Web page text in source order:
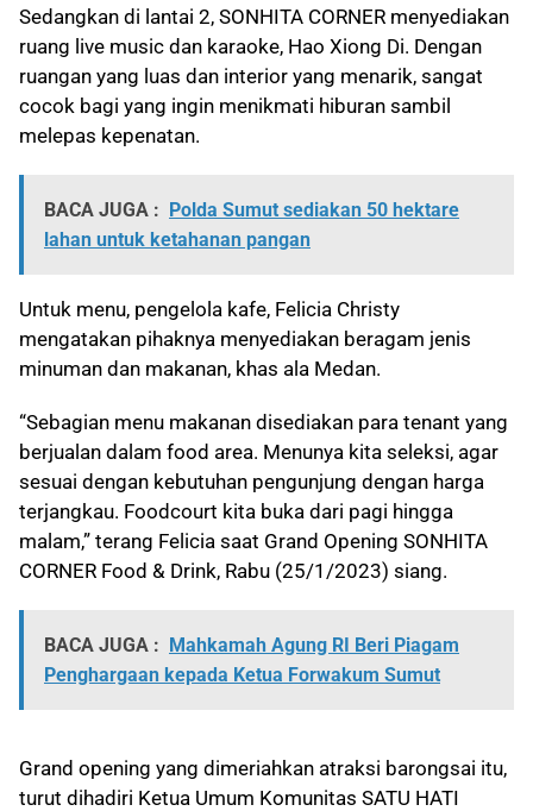
Sedangkan di lantai 2, SONHITA CORNER menyediakan
ruang live music dan karaoke, Hao Xiong Di. Dengan
ruangan yang luas dan interior yang menarik, sangat
cocok bagi yang ingin menikmati hiburan sambil
melepas kepenatan.
BACA JUGA : Polda Sumut sediakan 50 hektare
lahan untuk ketahanan pangan
Untuk menu, pengelola kafe, Felicia Christy
mengatakan pihaknya menyediakan beragam jenis
minuman dan makanan, khas ala Medan.
“Sebagian menu makanan disediakan para tenant yang
berjualan dalam food area. Menunya kita seleksi, agar
sesuai dengan kebutuhan pengunjung dengan harga
terjangkau. Foodcourt kita buka dari pagi hingga
malam,” terang Felicia saat Grand Opening SONHITA
CORNER Food & Drink, Rabu (25/1/2023) siang.
BACA JUGA : Mahkamah Agung RI Beri Piagam
Penghargaan kepada Ketua Forwakum Sumut
Grand opening yang dimeriahkan atraksi barongsai itu,
turut dihadiri Ketua Umum Komunitas SATU HATI